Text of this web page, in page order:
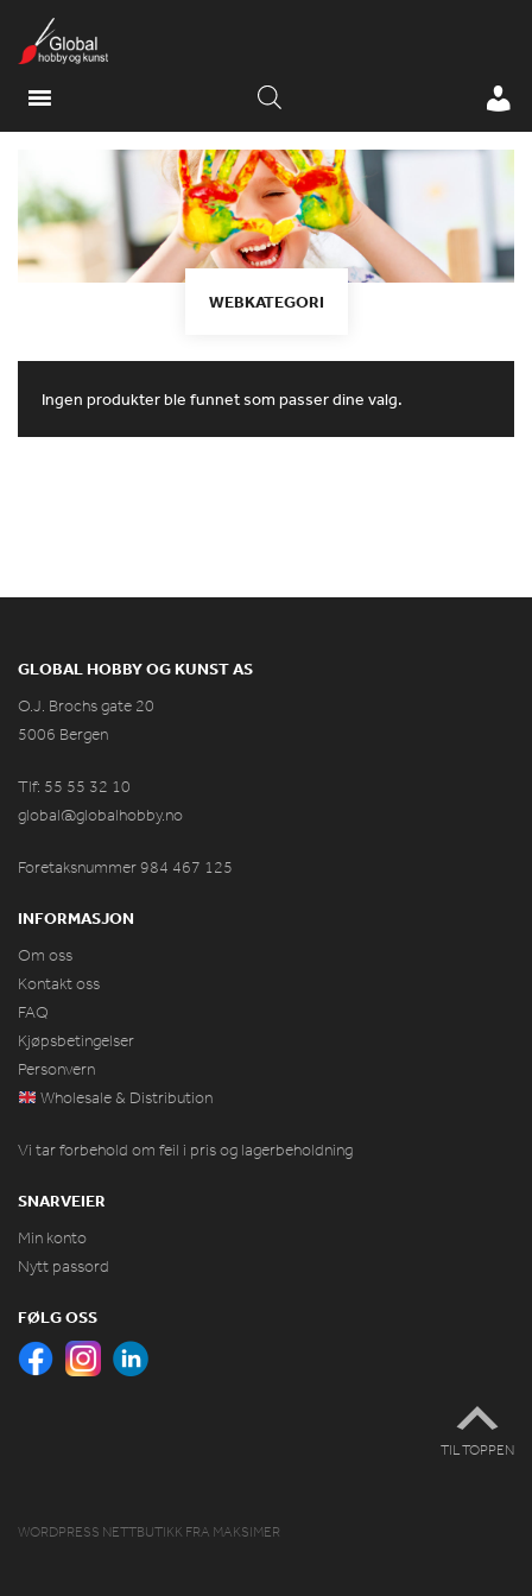
WEBKATEGORI
Ingen produkter ble funnet som passer dine valg.
GLOBAL HOBBY OG KUNST AS
O.J. Brochs gate 20
5006 Bergen
Tlf: 55 55 32 10
global@globalhobby.no
Foretaksnummer 984 467 125
INFORMASJON
Om oss
Kontakt oss
FAQ
Kjøpsbetingelser
Personvern
Wholesale & Distribution
Vi tar forbehold om feil i pris og lagerbeholdning
SNARVEIER
Min konto
Nytt passord
FØLG OSS
TIL TOPPEN
WORDPRESS NETTBUTIKK FRA MAKSIMER